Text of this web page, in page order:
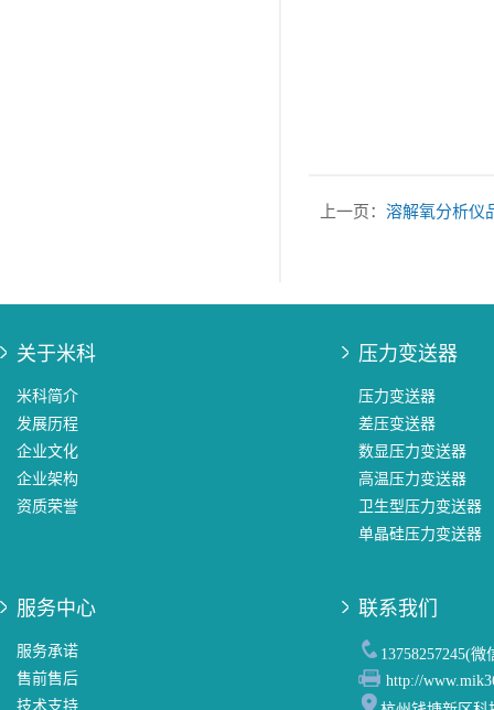
上一页： 溶解氧分析仪
关于米科
米科简介
发展历程
企业文化
企业架构
资质荣誉
压力变送器
压力变送器
差压变送器
数显压力变送器
高温压力变送器
卫生型压力变送器
单晶硅压力变送器
服务中心
服务承诺
售前售后
技术支持
联系我们
13758257245(微
http://